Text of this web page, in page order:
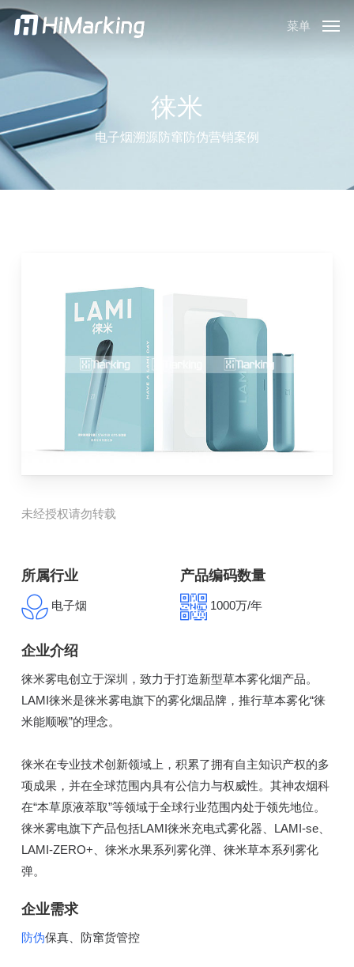
跳
到
内
菜单
徕米
电子烟溯源防窜防伪营销案例
未经授权请勿转载
所属行业
电子烟
产品编码数量
1000万/年
企业介绍
徕米雾电创立于深圳，致力于打造新型草本雾化烟产品。
LAMI徕米是徕米雾电旗下的雾化烟品牌，推行草本雾化“徕
米能顺喉”的理念。
徕米在专业技术创新领域上，积累了拥有自主知识产权的多
项成果，并在全球范围内具有公信力与权威性。其神农烟科
在“本草原液萃取”等领域于全球行业范围内处于领先地位。
徕米雾电旗下产品包括LAMI徕米充电式雾化器、LAMI-se、
LAMI-ZERO+、徕米水果系列雾化弹、徕米草本系列雾化
弹。
企业需求
防伪保真、防窜货管控